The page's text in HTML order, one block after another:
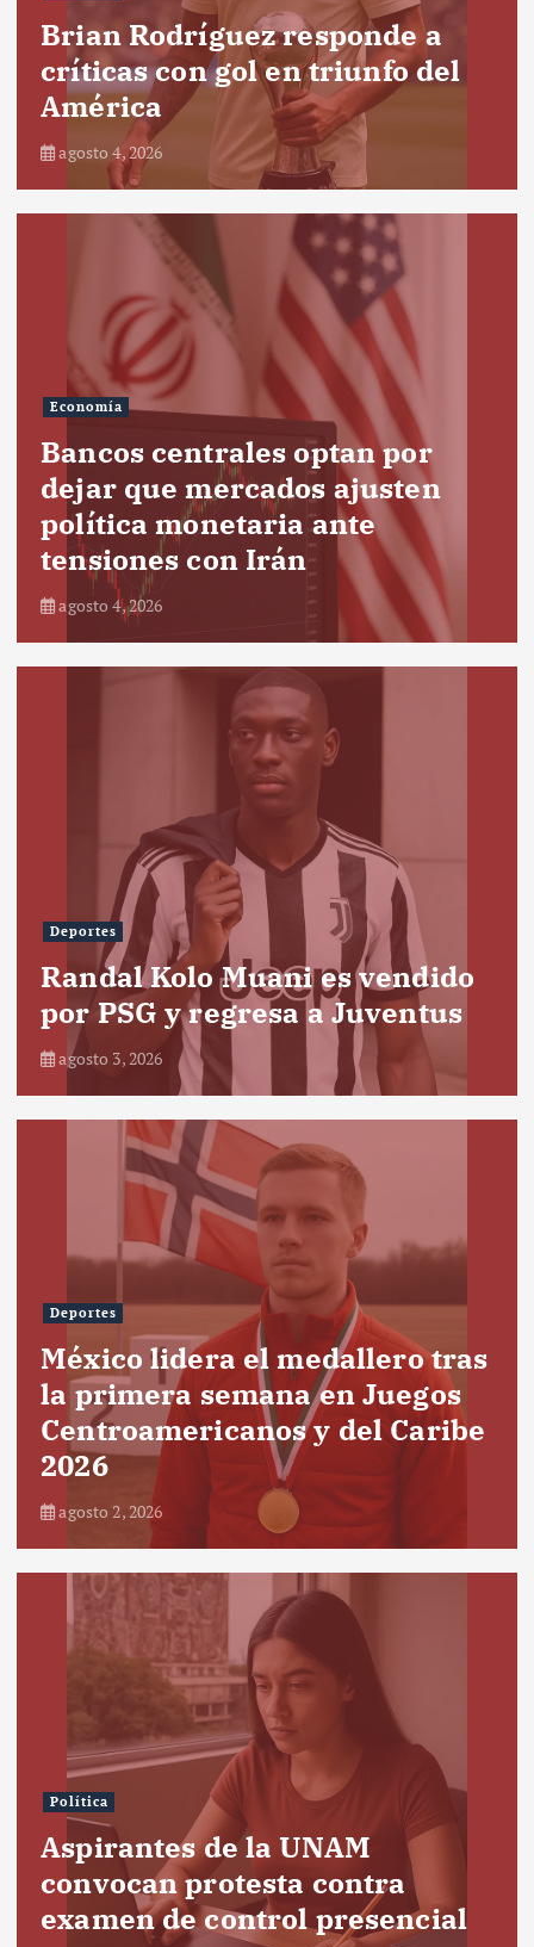
Brian Rodríguez responde a
críticas con gol en triunfo del
América
agosto 4, 2026
Economía
Bancos centrales optan por
dejar que mercados ajusten
política monetaria ante
tensiones con Irán
agosto 4, 2026
Deportes
Randal Kolo Muani es vendido
por PSG y regresa a Juventus
agosto 3, 2026
Deportes
México lidera el medallero tras
la primera semana en Juegos
Centroamericanos y del Caribe
2026
agosto 2, 2026
Política
Aspirantes de la UNAM
convocan protesta contra
examen de control presencial